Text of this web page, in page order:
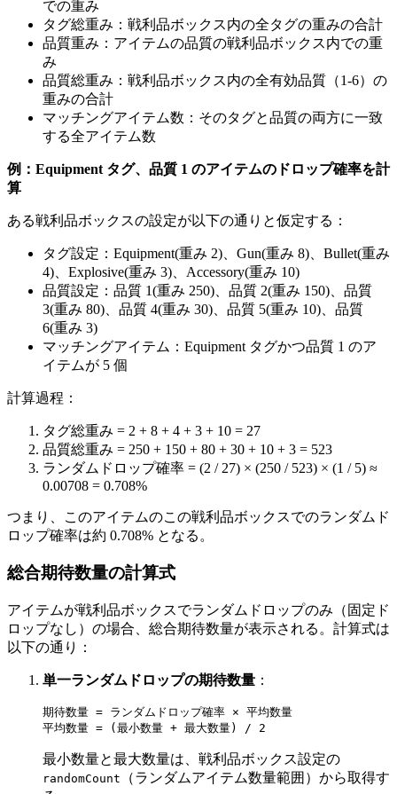
での重み
タグ総重み：戦利品ボックス内の全タグの重みの合計
品質重み：アイテムの品質の戦利品ボックス内での重
み
品質総重み：戦利品ボックス内の全有効品質（1-6）の
重みの合計
マッチングアイテム数：そのタグと品質の両方に一致
する全アイテム数
例：Equipment タグ、品質 1 のアイテムのドロップ確率を計
算
ある戦利品ボックスの設定が以下の通りと仮定する：
タグ設定：Equipment(重み 2)、Gun(重み 8)、Bullet(重み
4)、Explosive(重み 3)、Accessory(重み 10)
品質設定：品質 1(重み 250)、品質 2(重み 150)、品質
3(重み 80)、品質 4(重み 30)、品質 5(重み 10)、品質
6(重み 3)
マッチングアイテム：Equipment タグかつ品質 1 のア
イテムが 5 個
計算過程：
タグ総重み = 2 + 8 + 4 + 3 + 10 = 27
品質総重み = 250 + 150 + 80 + 30 + 10 + 3 = 523
ランダムドロップ確率 = (2 / 27) × (250 / 523) × (1 / 5) ≈
0.00708 = 0.708%
つまり、このアイテムのこの戦利品ボックスでのランダムド
ロップ確率は約 0.708% となる。
総合期待数量の計算式
アイテムが戦利品ボックスでランダムドロップのみ（固定ド
ロップなし）の場合、総合期待数量が表示される。計算式は
以下の通り：
単一ランダムドロップの期待数量 ：
期待数量 = ランダムドロップ確率 × 平均数量
最小数量と最大数量は、戦利品ボックス設定の
randomCount
（ランダムアイテム数量範囲）から取得す